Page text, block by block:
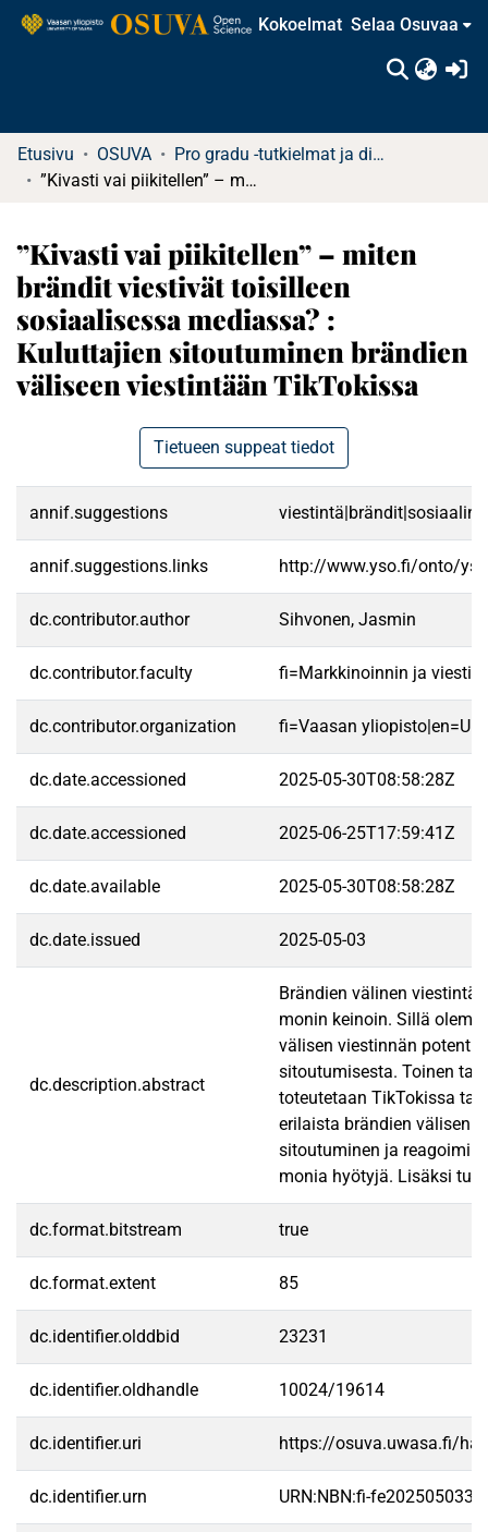
Kokoelmat Selaa Osuvaa
Etusivu OSUVA
Pro gradu -tutkielmat ja diplomityöt
”Kivasti vai piikitellen” – miten brändit viestivät toisilleen sosiaalisessa mediassa? : Kuluttajien sitoutuminen brändien väliseen viestintään TikTokissa
”Kivasti vai piikitellen” – miten
brändit viestivät toisilleen
sosiaalisessa mediassa? :
Kuluttajien sitoutuminen brändien
väliseen viestintään TikTokissa
Tietueen suppeat tiedot
annif.suggestions
annif.suggestions.links http://www.yso.fi/onto/
dc.contributor.author Sihvonen, Jasmin
dc.contributor.faculty fi=Markkinoinnin ja
dc.contributor.organization fi=Vaasan
dc.date.accessioned 2025-05-30T08:58:28Z
dc.date.accessioned 2025-06-25T17:59:41Z
dc.date.available 2025-05-30T08:58:28Z
dc.date.issued 2025-05-03
dc.description.abstract
Brändien välinen viestintä
monin keinoin. Sillä
välisen viestinnän
sitoutumisesta. Toinen
toteutetaan TikTokissa
erilaista brändien välisen
sitoutuminen ja
monia hyötyjä. Lisäksi
dc.format.bitstream true
dc.format.extent 85
dc.identifier.olddbid 23231
dc.identifier.oldhandle 10024/19614
dc.identifier.uri https://osuva.uwasa.fi/
dc.identifier.urn URN:NBN:fi-